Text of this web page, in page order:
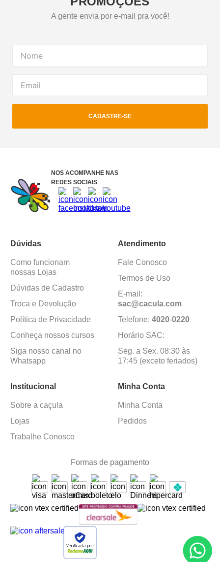
A gente envia por e-mail pra você!
CADASTRE-SE
NOS ACOMPANHE NAS
REDES SOCIAIS
Dúvidas
Como funcionam
nossas Lojas
Dúvidas de Cadastro
Troca e Devolução
Política de Privacidade
Conheça nossos cursos
Siga nosso canal no
Whatsapp
Atendimento
Fale Conosco
Termos de Uso
E-mail:
sac@cacula.com
Telefone: 4020-0220
Horário SAC:
Seg. a Sex. 08:30 às
17:45 (exceto feriados)
Institucional
Sobre a caçula
Lojas
Trabalhe Conosco
Minha Conta
Minha Conta
Pedidos
Formas de pagamento
Verificada por